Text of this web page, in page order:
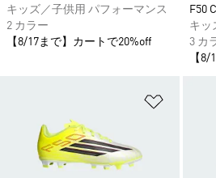
キッズ／子供用 パフォーマンス
2 カラー
【8/17まで】カートで20%off
F50
キッ
3 カ
【